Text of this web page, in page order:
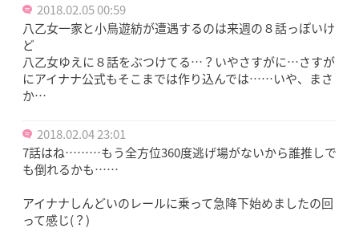
2018.02.05 00:59
八乙女一家と小鳥遊紡が遭遇するのは来週の８話っぽいけ
ど
八乙女ゆえに８話をぶつけてる…？いやさすがに…さすが
にアイナナ公式もそこまでは作り込んでは……いや、まさ
か…
2018.02.04 23:01
7話はね………もう全方位360度逃げ場がないから誰推しで
も倒れるかも……
アイナナしんどいのレールに乗って急降下始めましたの回
って感じ(？)